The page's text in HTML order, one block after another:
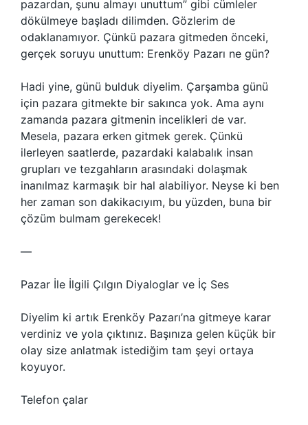
pazardan, şunu almayı unuttum” gibi cümleler
dökülmeye başladı dilimden. Gözlerim de
odaklanamıyor. Çünkü pazara gitmeden önceki,
gerçek soruyu unuttum: Erenköy Pazarı ne gün?
Hadi yine, günü bulduk diyelim. Çarşamba günü
için pazara gitmekte bir sakınca yok. Ama aynı
zamanda pazara gitmenin incelikleri de var.
Mesela, pazara erken gitmek gerek. Çünkü
ilerleyen saatlerde, pazardaki kalabalık insan
grupları ve tezgahların arasındaki dolaşmak
inanılmaz karmaşık bir hal alabiliyor. Neyse ki ben
her zaman son dakikacıyım, bu yüzden, buna bir
çözüm bulmam gerekecek!
—
Pazar İle İlgili Çılgın Diyaloglar ve İç Ses
Diyelim ki artık Erenköy Pazarı’na gitmeye karar
verdiniz ve yola çıktınız. Başınıza gelen küçük bir
olay size anlatmak istediğim tam şeyi ortaya
koyuyor.
Telefon çalar